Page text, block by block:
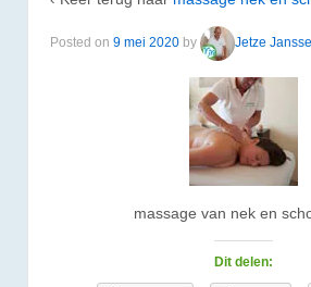
Posted on 9 mei 2020 by Jetze
massage van nek en
Dit delen: